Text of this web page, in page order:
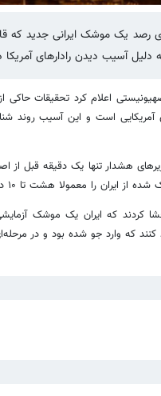
یک موشک ایرانی جدید که
آسیب دیدن رادارهای
رژیم صهیونیستی اعلام کرد
آمریکایی است و این آسیب
هشدار تنها یک دقیقه قبل
هشت تا ۱۰ دقیقه قبل رصد و اعلام می‌کرد.
کردند که ایران یک موشک
که وارد جو شده بود و در